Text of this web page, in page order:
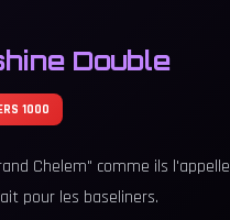
Double
1000
Chelem" comme ils
pour les baseliners.